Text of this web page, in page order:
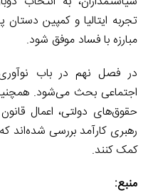
تجربه ایتالیا و کمپین دستان
مبارزه با فساد موفق شود.
در فصل نهم در باب
اجتماعی بحث می‌شود.
حقوق‌های دولتی، اعمال
رهبری کارآمد بررسی شده‌اند
کمک کنند.
منبع: